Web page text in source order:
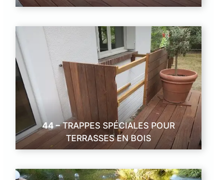
44 –TRAPPES SPÉCIALES POUR
TERRASSES EN BOIS